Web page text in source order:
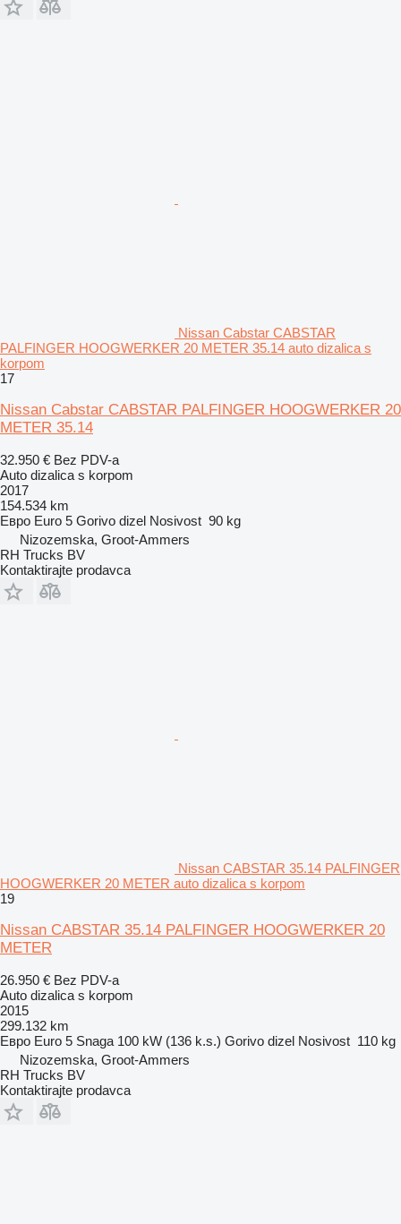
Nissan Cabstar CABSTAR
PALFINGER HOOGWERKER 20 METER 35.14 auto dizalica s
korpom
17
Nissan Cabstar CABSTAR PALFINGER HOOGWERKER 20
METER 35.14
32.950 € Bez PDV-a
Auto dizalica s korpom
2017
154.534 km
Евро Euro 5 Gorivo dizel Nosivost 90 kg
Nizozemska, Groot-Ammers
RH Trucks BV
Kontaktirajte prodavca
Nissan CABSTAR 35.14 PALFINGER
HOOGWERKER 20 METER auto dizalica s korpom
19
Nissan CABSTAR 35.14 PALFINGER HOOGWERKER 20
METER
26.950 € Bez PDV-a
Auto dizalica s korpom
2015
299.132 km
Евро Euro 5 Snaga 100 kW (136 k.s.) Gorivo dizel Nosivost 110 kg
Nizozemska, Groot-Ammers
RH Trucks BV
Kontaktirajte prodavca